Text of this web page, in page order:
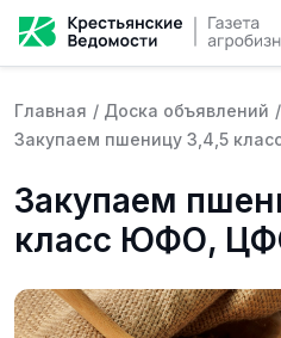
Главная / Доска объявлений /
Закупаем пшеницу 3,4,5
Закупаем
класс ЮФО,